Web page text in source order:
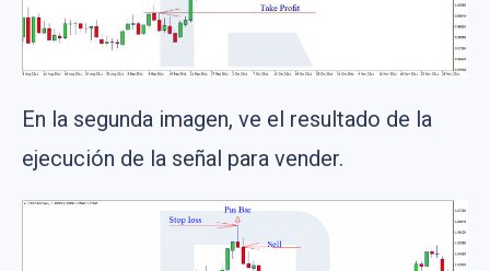
En la segunda imagen, ve el resultado de la
ejecución de la señal para vender.